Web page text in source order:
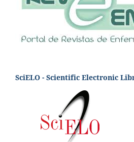
SciELO - Scientific Electronic